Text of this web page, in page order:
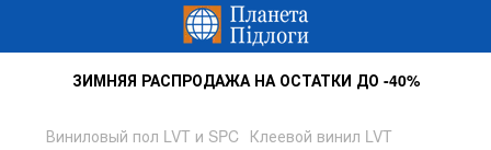
ЗИМНЯЯ РАСПРОДАЖА НА ОСТАТКИ ДО -40%
Виниловый пол LVT и SPC Клеевой винил LVT